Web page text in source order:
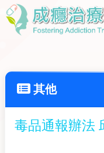
其他
毒品通報辦法